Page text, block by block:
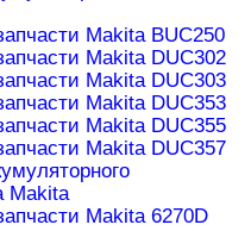
Makita BUC250
Makita DUC302
Makita DUC303
Makita DUC353
Makita DUC355
Makita DUC357
Makita
Makita 6270D